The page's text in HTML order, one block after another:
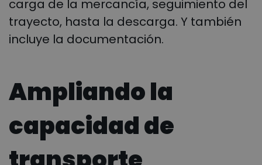
carga de la mercancía, seguimiento del
trayecto, hasta la descarga. Y también
incluye la documentación.
Ampliando la
capacidad de